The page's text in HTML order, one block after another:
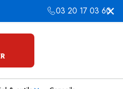
03 20 17 03 60